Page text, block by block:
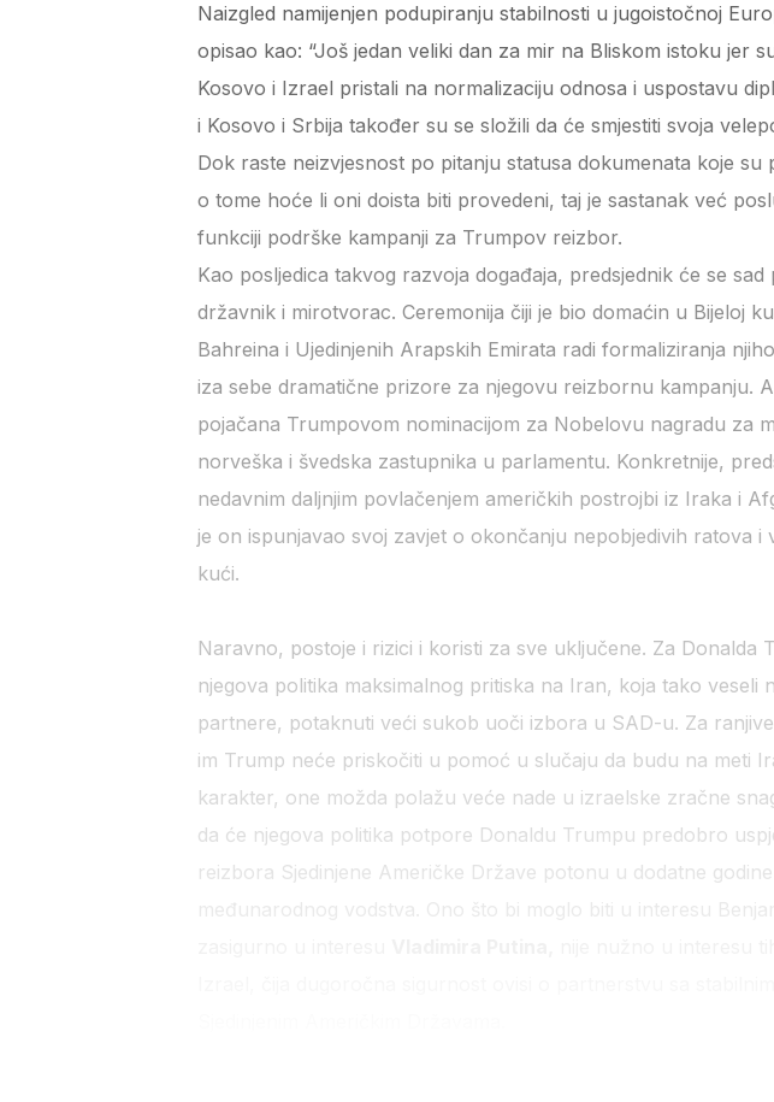
Naizgled namijenjen podupiranju stabilnosti u jugoistočnoj
opisao kao: “Još jedan veliki dan za mir na Bliskom istoku jer
Kosovo i Izrael pristali na normalizaciju odnosa i uspostavu
i Kosovo i Srbija također su se složili da će smjestiti svoja
Dok raste neizvjesnost po pitanju statusa dokumenata koje su
o tome hoće li oni doista biti provedeni, taj je sastanak već
funkciji podrške kampanji za Trumpov reizbor.
Kao posljedica takvog razvoja događaja, predsjednik će se sad
državnik i mirotvorac. Ceremonija čiji je bio domaćin u Bijeloj
Bahreina i Ujedinjenih Arapskih Emirata radi formaliziranja
iza sebe dramatične prizore za njegovu reizbornu kampanju.
pojačana Trumpovom nominacijom za Nobelovu nagradu za
norveška i švedska zastupnika u parlamentu. Konkretnije,
nedavnim daljnjim povlačenjem američkih postrojbi iz Iraka i
je on ispunjavao svoj zavjet o okončanju nepobjedivih ratova i
kući.
Naravno, postoje i rizici i koristi za sve uključene. Za Donalda
njegova politika maksimalnog pritiska na Iran, koja tako veseli
partnere, potaknuti veći sukob uoči izbora u SAD-u. Za
im Trump neće priskočiti u pomoć u slučaju da budu na meti
karakter, one možda polažu veće nade u izraelske zračne
da će njegova politika potpore Donaldu Trumpu predobro
reizbora Sjedinjene Američke Države potonu u dodatne